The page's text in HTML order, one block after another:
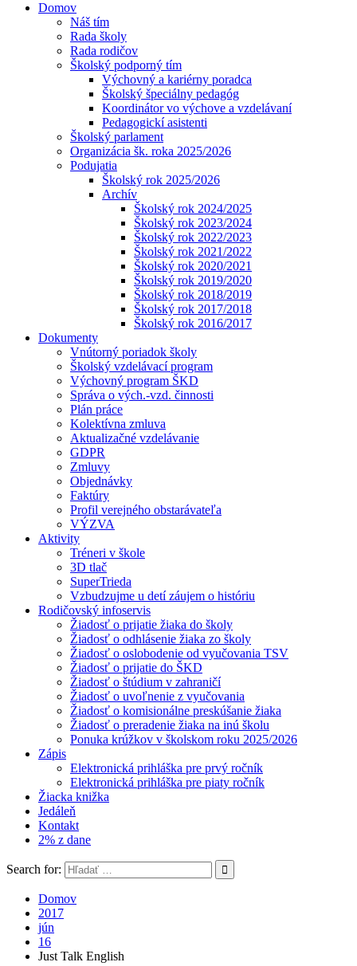
Domov
Náš tím
Rada školy
Rada rodičov
Školský podporný tím
Výchovný a kariérny poradca
Školský špeciálny pedagóg
Koordinátor vo výchove a vzdelávaní
Pedagogickí asistenti
Školský parlament
Organizácia šk. roka 2025/2026
Podujatia
Školský rok 2025/2026
Archív
Školský rok 2024/2025
Školský rok 2023/2024
Školský rok 2022/2023
Školský rok 2021/2022
Školský rok 2020/2021
Školský rok 2019/2020
Školský rok 2018/2019
Školský rok 2017/2018
Školský rok 2016/2017
Dokumenty
Vnútorný poriadok školy
Školský vzdelávací program
Výchovný program ŠKD
Správa o vých.-vzd. činnosti
Plán práce
Kolektívna zmluva
Aktualizačné vzdelávanie
GDPR
Zmluvy
Objednávky
Faktúry
Profil verejného obstarávateľa
VÝZVA
Aktivity
Tréneri v škole
3D tlač
SuperTrieda
Vzbudzujme u detí záujem o históriu
Rodičovský infoservis
Žiadosť o prijatie žiaka do školy
Žiadosť o odhlásenie žiaka zo školy
Žiadosť o oslobodenie od vyučovania TSV
Žiadosť o prijatie do ŠKD
Žiadosť o štúdium v zahraničí
Žiadosť o uvoľnenie z vyučovania
Žiadosť o komisionálne preskúšanie žiaka
Žiadosť o preradenie žiaka na inú školu
Ponuka krúžkov v školskom roku 2025/2026
Zápis
Elektronická prihláška pre prvý ročník
Elektronická prihláška pre piaty ročník
Žiacka knižka
Jedáleň
Kontakt
2% z dane
Search for:
Domov
2017
jún
16
Just Talk English